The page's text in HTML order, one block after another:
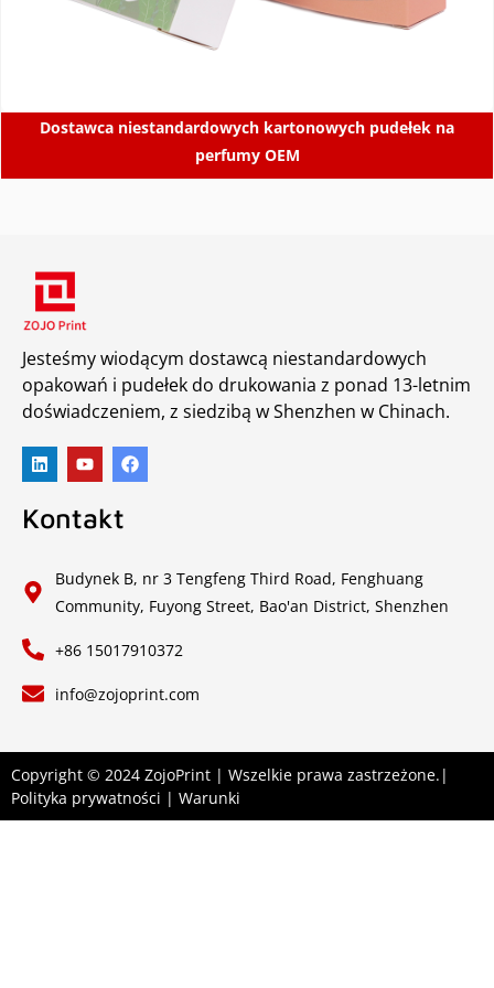
Dostawca niestandardowych kartonowych pudełek na
perfumy OEM
Jesteśmy wiodącym dostawcą niestandardowych
opakowań i pudełek do drukowania z ponad 13-letnim
doświadczeniem, z siedzibą w Shenzhen w Chinach.
Kontakt
Budynek B, nr 3 Tengfeng Third Road, Fenghuang
Community, Fuyong Street, Bao'an District, Shenzhen
+86 15017910372
info@zojoprint.com
Copyright © 2024 ZojoPrint | Wszelkie prawa zastrzeżone.|
Polityka prywatności | Warunki